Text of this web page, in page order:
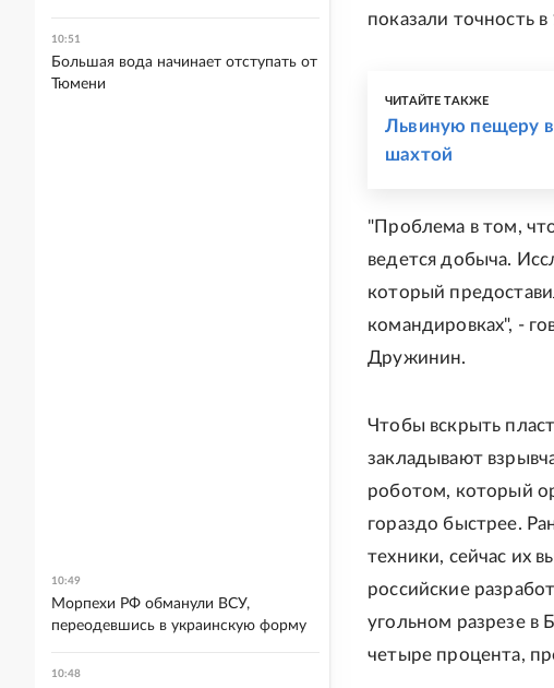
показали точность
ЧИТАЙТЕ ТАКЖЕ
Львиную пещеру
шахтой
"Проблема в том,
ведется добыча.
который
командировках", -
Дружинин.
Чтобы вскрыть
закладывают
роботом, который
гораздо быстрее.
техники, сейчас их
российские
угольном разрезе в
четыре процента,
10:51
Большая вода начинает отступать от
Тюмени
10:49
Морпехи РФ обманули ВСУ,
переодевшись в украинскую форму
10:48